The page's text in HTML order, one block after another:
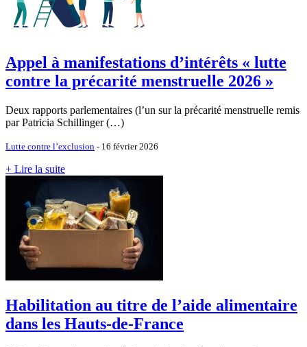
Appel à manifestations d’intérêts « lutte
contre la précarité menstruelle 2026 »
Deux rapports parlementaires (l’un sur la précarité menstruelle remis
par Patricia Schillinger (…)
Lutte contre l’exclusion - 16 février 2026
+ Lire la suite
Habilitation au titre de l’aide alimentaire
dans les Hauts-de-France